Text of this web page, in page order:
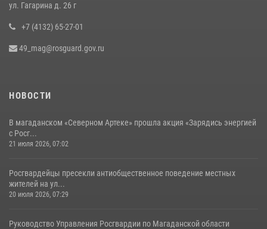
ул. Гагарина д. 26 г
+7 (4132) 65-27-01
49_mag@rosguard.gov.ru
НОВОСТИ
В магаданском «Северном Артеке» прошла акция «Зарядись энергией
с Росг...
21 июля 2026, 07:02
Росгвардейцы пресекли антиобщественное поведение местных
жителей на ул...
20 июля 2026, 07:29
Руководство Управления Росгвардии по Магаданской области